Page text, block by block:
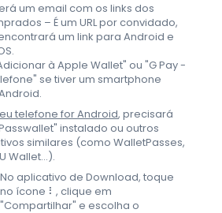
um email com os links dos
– É um URL por convidado,
um link para Android e
à Apple Wallet" ou "G Pay -
se tiver um smartphone
telefone for Android, precisará
instalado ou outros
similares (como WalletPasses,
Wallet...).
No aplicativo de Download, toque
no ícone ⠇, clique em
"Compartilhar" e escolha o